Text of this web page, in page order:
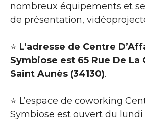
nombreux équipements et
de présentation,
⭐ L’adresse de Centre
Symbiose est 65 Rue De
Saint Aunès (34130).
⭐ L’espace de coworking
Symbiose est ouvert du